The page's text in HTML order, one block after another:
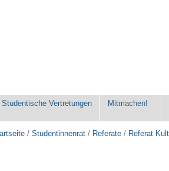
Studentische Vertretungen Mitmachen!
/Studentinnenrat / Referate / Referat